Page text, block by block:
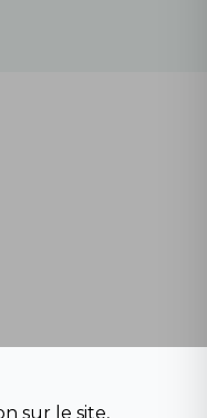
à 19h
sur le site,